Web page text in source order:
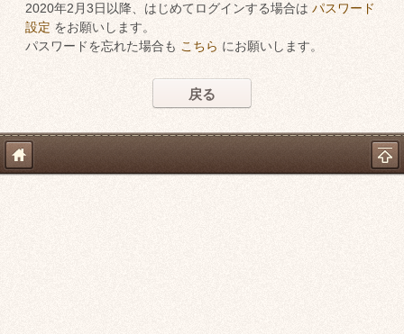
2020年2月3日以降、はじめてログインする場合は パスワード
設定 をお願いします。
パスワードを忘れた場合も こちら にお願いします。
戻る